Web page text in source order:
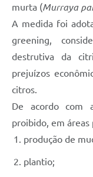
murta (Murraya
A medida foi
greening,
destrutiva da
prejuízos
citros.
De acordo com
proibido, em áreas
produção de
plantio;